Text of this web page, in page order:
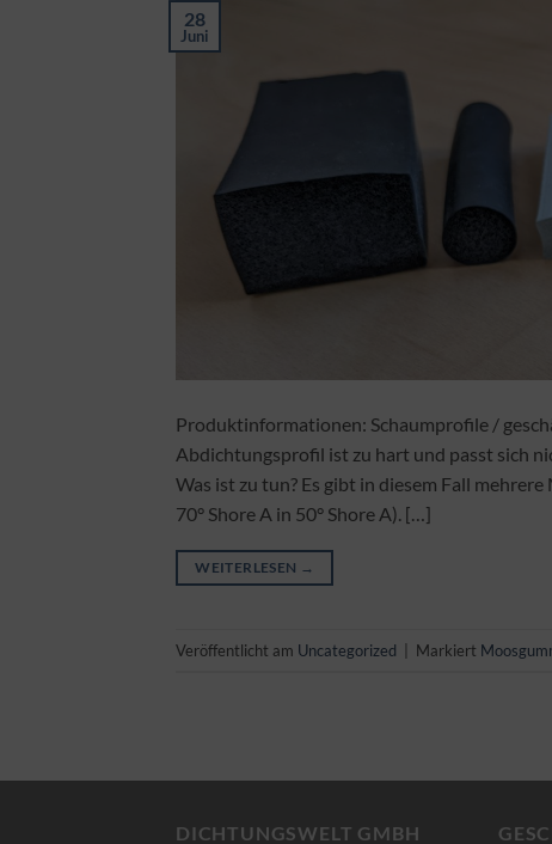
28
Juni
Produktinformationen: Schaumprofile /
Abdichtungsprofil ist zu hart und passt sich
Was ist zu tun? Es gibt in diesem Fall
70° Shore A in 50° Shore A). […]
WEITERLESEN →
Veröffentlicht am Uncategorized Markiert
DICHTUNGSWELT GMBH